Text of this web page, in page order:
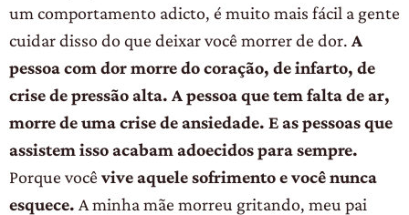
um comportamento adicto, é muito mais fácil a gente
cuidar disso do que deixar você morrer de dor. A
pessoa com dor morre do coração, de infarto, de
crise de pressão alta. A pessoa que tem falta de ar,
morre de uma crise de ansiedade. E as pessoas que
assistem isso acabam adoecidos para sempre.
Porque você vive aquele sofrimento e você nunca
esquece. A minha mãe morreu gritando, meu pai